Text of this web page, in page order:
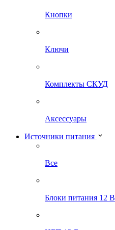
Кнопки
Ключи
Комплекты СКУД
Аксессуары
Источники питания
Все
Блоки питания 12 В